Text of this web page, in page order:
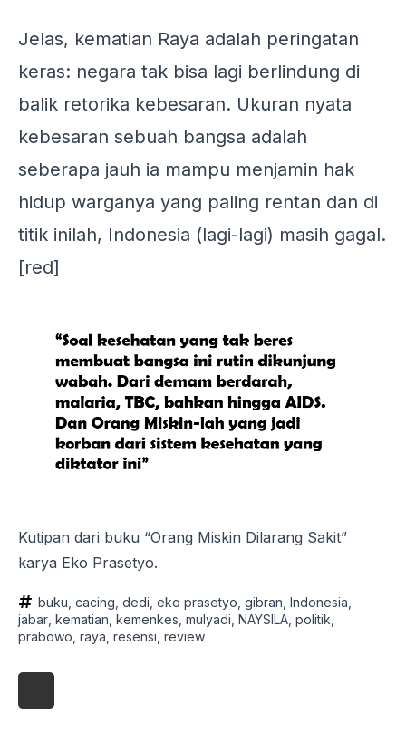
Jelas, kematian Raya adalah peringatan
keras: negara tak bisa lagi berlindung di
balik retorika kebesaran. Ukuran nyata
kebesaran sebuah bangsa adalah
seberapa jauh ia mampu menjamin hak
hidup warganya yang paling rentan dan di
titik inilah, Indonesia (lagi-lagi) masih gagal.
[red]
Kutipan dari buku “Orang Miskin Dilarang Sakit”
karya Eko Prasetyo.
buku cacing dedi eko prasetyo gibran Indonesia
jabar kematian kemenkes mulyadi NAYSILA politik
prabowo raya resensi review